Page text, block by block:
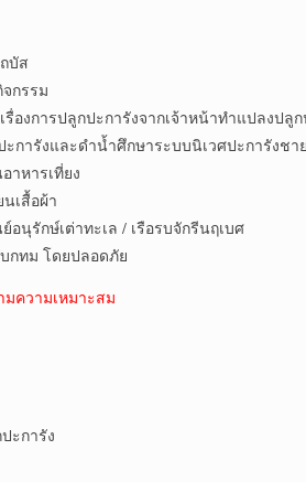
บัส
กรรม
ารปลูกปะการังจากเจ้าหน้าทำแปลงปลูก
งและดำน้ำศึกษาระบบนิเวศปะการังชาย
หารเที่ยง
สื้อผ้า
กษ์เต่าทะเล / เรือรบจักรีนฤเบศ
ม โดยปลอดภัย
มความเหมาะสม
ะการัง